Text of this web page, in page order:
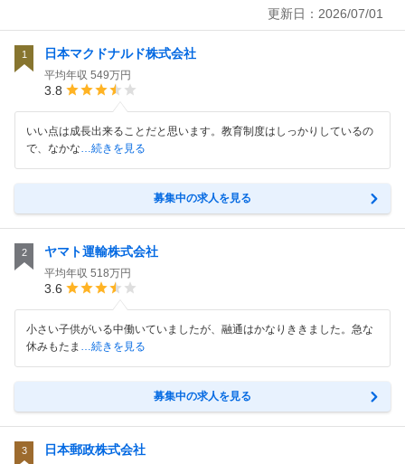
更新日： 2026/07/01
1 日本マクドナルド株式会社
平均年収 549万円
3.8
いい点は成長出来ることだと思います。教育制度はしっかりしているの
で、なかな…続きを見る
募集中の求人を見る
2 ヤマト運輸株式会社
平均年収 518万円
3.6
小さい子供がいる中働いていましたが、融通はかなりききました。急な
休みもたま …続きを見る
募集中の求人を見る
3 日本郵政株式会社